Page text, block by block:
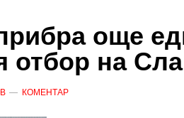
още
отбор на
КОМЕНТАР